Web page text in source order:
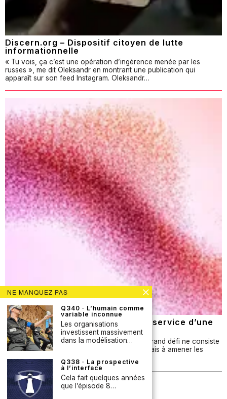
Discern.org – Dispositif citoyen de lutte
informationnelle
« Tu vois, ça c’est une opération d’ingérence menée par les
russes », me dit Oleksandr en montrant une publication qui
apparaît sur son feed Instagram. Oleksandr…
Q337 · Les contre-tendances au service d’une
prospective plus influente ?
Dans de nombreuses organisations, le plus grand défi ne consiste
pas à produire des analyses prospectives, mais à amener les
bonnes personnes à tenir compte…
Newsletter
NE MANQUEZ PAS
Q340 · L’humain comme
variable inconnue
Les organisations
investissent massivement
dans la modélisation…
Q338 · La prospective
à l’interface
Cela fait quelques années
que l’épisode 8…